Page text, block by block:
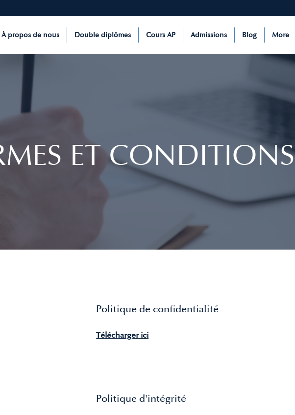
À propos de nous Double diplômes Cours AP Admissions Blog More
ET CONDITIONS
Politique de confidentialité
Télécharger ici
Politique d'intégrité